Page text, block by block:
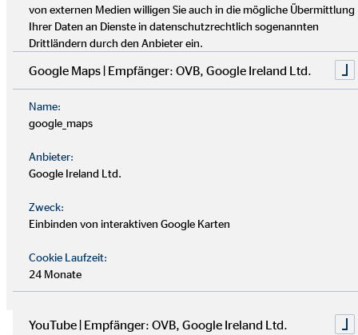
Der OVB Konzern hat sich in den vergangenen Jahren sehr
erfolgreich entwickelt. 1970 in Köln gegründet, ist die OVB
heute in 16 europäischen Ländermärkten aktiv. Wir wollen
haben den Anspruch, uns ständig zu verbessern.
Mit unserer neuen Unternehmensstrategie stellen wir unsere
Zukunftsfähigkeit unter Beweis. Sie umfasst die
and Innovation«, »Operational Excellence« und »People and
von externen Medien willigen Sie auch in die mögliche Übermittlung
Ihrer Daten an Dienste in datenschutzrechtlich sogenannten
Drittländern durch den Anbieter ein.
Google Maps | Empfänger: OVB, Google Ireland Ltd.
Name:
google_maps
Anbieter:
Google Ireland Ltd.
Zweck:
Einbinden von interaktiven Google Karten
Cookie Laufzeit:
24 Monate
YouTube | Empfänger: OVB, Google Ireland Ltd.